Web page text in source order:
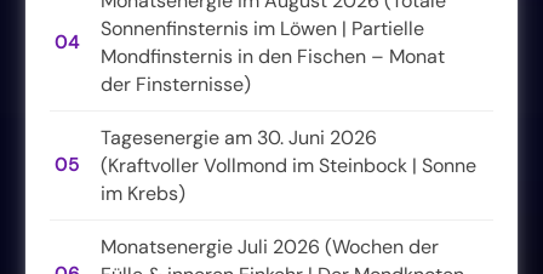
04
Sonnenfinsternis im Löwen | Partielle
Mondfinsternis in den Fischen – Monat
der Finsternisse)
05
Tagesenergie am 30. Juni 2026
(Kraftvoller Vollmond im Steinbock | Sonne
im Krebs)
Monatsenergie Juli 2026 (Wochen der